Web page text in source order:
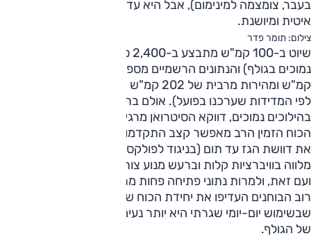
בעבר, צומצמה למינימום), אבל היא עדיין לא מעודנת ומרגישה
איטית ומיושנת.
צילום: תומר פדר
קמ"ש ומהירות מרבית של 202 קמ"ש – איטי במעט מהגולף (גם
לפי המדידות שערכנו בפועל). אולם ברוב מצבי הנהיגה, במיוחד
בהילוכים נמוכים, דווקא הסיטרואן מרגישה חזקה ומהירה יותר.
הכוח הזמין הרב מאפשר קצב התקדמות נאה גם כשלא סוחטים
את דוושת הגז עד תום (בניגוד לפולקסווגן), ורק חבל שהתאוצה
מלווה בוויברציות קלות וברעש מנוע צורמני ומהדהד.
שבשימוש יום-יומי שגרתי היא יותר נעימה וזריזה מיחידת הכוח
של הגולף.